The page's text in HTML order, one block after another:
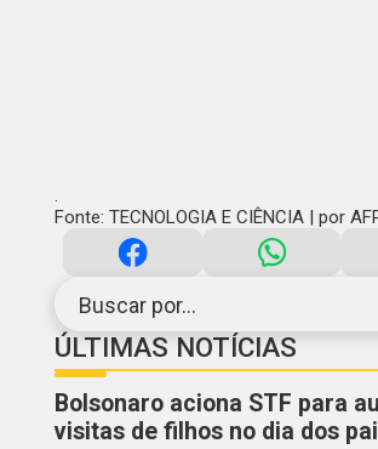
Buscar por...
ÚLTIMAS NOTÍCIAS
Bolsonaro aciona STF para
visitas de filhos no dia dos
.
Fonte: TECNOLOGIA E CIÊNCIA | por